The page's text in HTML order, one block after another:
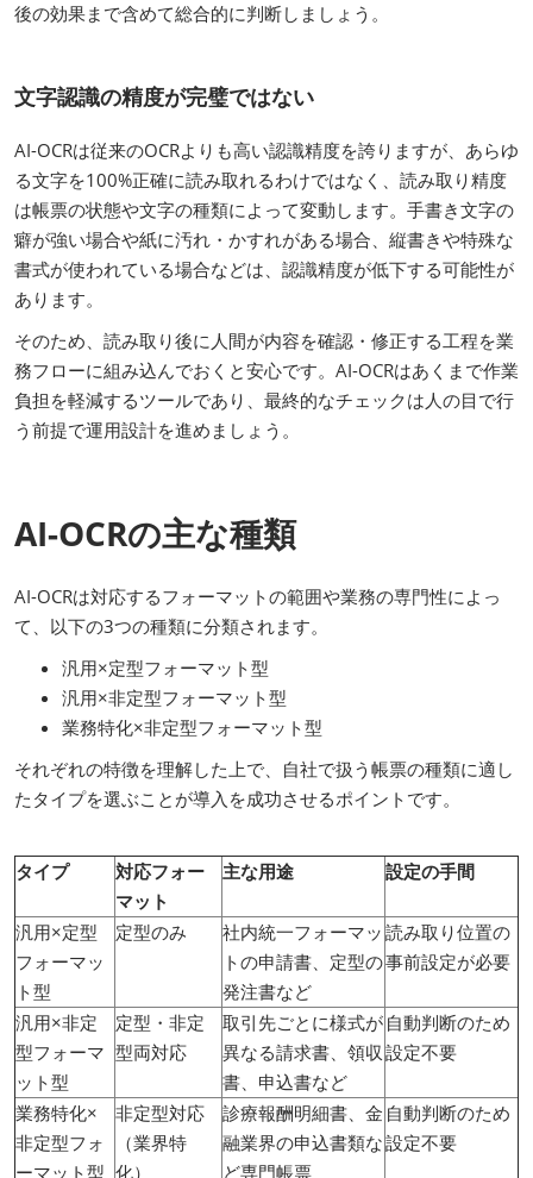
後の効果まで含めて総合的に判断しましょう。
文字認識の精度が完璧ではない
AI-OCRは従来のOCRよりも高い認識精度を誇りますが、あらゆ
る文字を100%正確に読み取れるわけではなく、読み取り精度
は帳票の状態や文字の種類によって変動します。手書き文字の
癖が強い場合や紙に汚れ・かすれがある場合、縦書きや特殊な
書式が使われている場合などは、認識精度が低下する可能性が
あります。
そのため、読み取り後に人間が内容を確認・修正する工程を業
務フローに組み込んでおくと安心です。AI-OCRはあくまで作業
負担を軽減するツールであり、最終的なチェックは人の目で行
う前提で運用設計を進めましょう。
AI-OCRの主な種類
AI-OCRは対応するフォーマットの範囲や業務の専門性によっ
て、以下の3つの種類に分類されます。
汎用×定型フォーマット型
汎用×非定型フォーマット型
業務特化×非定型フォーマット型
それぞれの特徴を理解した上で、自社で扱う帳票の種類に適し
たタイプを選ぶことが導入を成功させるポイントです。
タイプ
対応フォー
マット
主な用途 設定の手間
汎用×定型
フォーマッ
ト型
定型のみ
社内統一フォーマッ
トの申請書、定型の
発注書など
読み取り位置の
事前設定が必要
汎用×非定
型フォーマ
ット型
定型・非定
型両対応
取引先ごとに様式が
異なる請求書、領収
書、申込書など
自動判断のため
設定不要
業務特化×
非定型フォ
ーマット型
非定型対応
（業界特
化）
診療報酬明細書、金
融業界の申込書類な
ど専門帳票
自動判断のため
設定不要